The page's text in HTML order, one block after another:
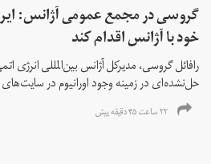
گروسی در مجمع عمومی آژانس:
خود با آژانس اقدام کند
رافائل گروسی، مدیرکل آژانس بین‌المللی انرژی
حل‌نشده‌ای در زمینه وجود اورانیوم در
۲۲ ساعت ۴۵ دقیقه پیش